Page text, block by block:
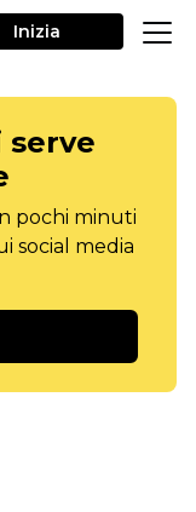
Inizia
pochi minuti
social media